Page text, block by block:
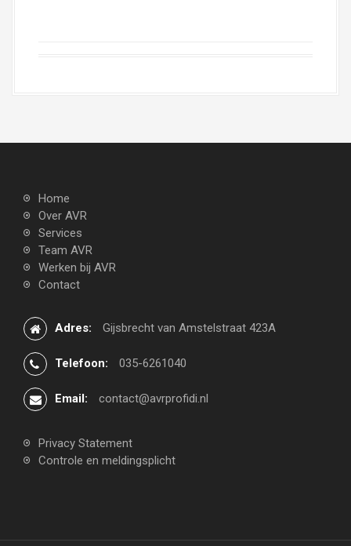
Home
Over AVR
Services
Team AVR
Werken bij AVR
Contact
Adres: Gijsbrecht van Amstelstraat 423A
Telefoon: 035-6261040
Email: contact@avrprofidi.nl
Privacy Statement
Controle en meldingsplicht